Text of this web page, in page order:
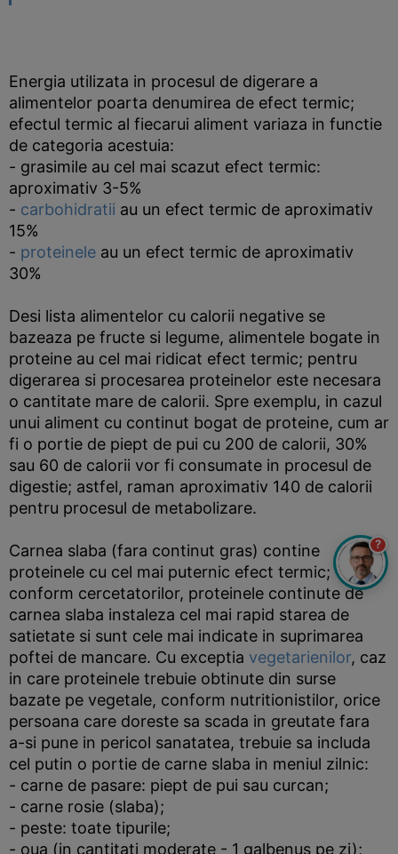
Energia utilizata in procesul de digerare a
alimentelor poarta denumirea de efect termic;
efectul termic al fiecarui aliment variaza in functie
de categoria acestuia:
- grasimile au cel mai scazut efect termic:
aproximativ 3-5%
- carbohidratii au un efect termic de aproximativ
15%
- proteinele au un efect termic de aproximativ
30%
Desi lista alimentelor cu calorii negative se
bazeaza pe fructe si legume, alimentele bogate in
proteine au cel mai ridicat efect termic; pentru
digerarea si procesarea proteinelor este necesara
o cantitate mare de calorii. Spre exemplu, in cazul
unui aliment cu continut bogat de proteine, cum ar
fi o portie de piept de pui cu 200 de calorii, 30%
sau 60 de calorii vor fi consumate in procesul de
digestie; astfel, raman aproximativ 140 de calorii
pentru procesul de metabolizare.
Carnea slaba (fara continut gras) contine
proteinele cu cel mai puternic efect termic;
conform cercetatorilor, proteinele continute de
carnea slaba instaleza cel mai rapid starea de
satietate si sunt cele mai indicate in suprimarea
poftei de mancare. Cu exceptia vegetarienilor, caz
in care proteinele trebuie obtinute din surse
bazate pe vegetale, conform nutritionistilor, orice
persoana care doreste sa scada in greutate fara
a-si pune in pericol sanatatea, trebuie sa includa
cel putin o portie de carne slaba in meniul zilnic:
- carne de pasare: piept de pui sau curcan;
- carne rosie (slaba);
- peste: toate tipurile;
- oua (in cantitati moderate - 1 galbenus pe zi);
?